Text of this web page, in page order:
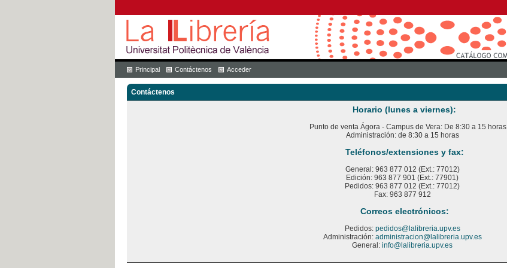
Principal Contáctenos Acceder
Contáctenos
Horario (lunes a viernes):
Punto de venta Ágora - Campus de Vera: De 8:30 a 15 horas
Administración: de 8:30 a 15 horas
Teléfonos/extensiones y fax:
General: 963 877 012 (Ext.: 77012)
Edición: 963 877 901 (Ext.: 77901)
Pedidos: 963 877 012 (Ext.: 77012)
Fax: 963 877 912
Correos electrónicos:
Pedidos: pedidos@lalibreria.upv.es
Administración: administracion@lalibreria.upv.es
General: info@lalibreria.upv.es